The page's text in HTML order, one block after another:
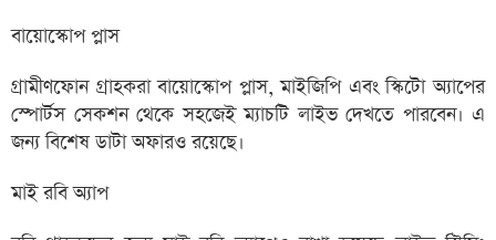
বায়োস্কোপ প্লাস
গ্রামীণফোন গ্রাহকরা বায়োস্কোপ প্লাস, মাইজিপি এবং স্কিটো অ্যাপের
স্পোর্টস সেকশন থেকে সহজেই ম্যাচটি লাইভ দেখতে পারবেন। এ
জন্য বিশেষ ডাটা অফারও রয়েছে।
মাই রবি অ্যাপ